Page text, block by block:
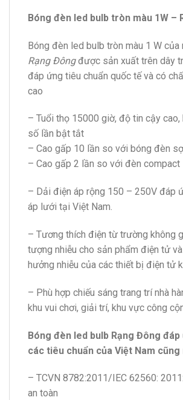
Bóng đèn led bulb tròn màu 1W –
Bóng đèn led bulb tròn màu 1 W của
Rạng Đôngđược sản xuất trên dây
đáp ứng tiêu chuẩn quốc tế và có
cao
– Tuổi thọ 15000 giờ, độ tin cậy cao,
số lần bật tắt
– Cao gấp 10 lần so với bóng đèn
– Cao gấp 2 lần so với đèn compact
– Dải điện áp rộng 150 – 250V đáp
áp lưới tại Việt Nam.
– Tương thích điện từ trường không
tượng nhiễu cho sản phẩm điện tử
hưởng nhiễu của các thiết bị điện tử
– Phù hợp chiếu sáng trang trí nhà
khu vui chơi, giải trí, khu vực công
Bóng đèn led bulb Rạng Đông đáp
các tiêu chuẩn của Việt Nam cũng
– TCVN 8782:2011/IEC 62560:
an toàn